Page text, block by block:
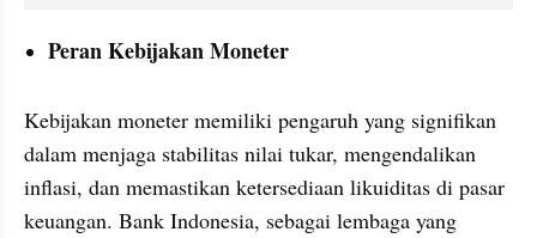
Peran Kebijakan Moneter
Kebijakan moneter memiliki pengaruh yang signifikan
dalam menjaga stabilitas nilai tukar, mengendalikan
inflasi, dan memastikan ketersediaan likuiditas di pasar
keuangan. Bank Indonesia, sebagai lembaga yang